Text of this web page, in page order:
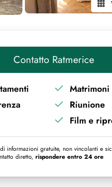
Contatto Ratmerice
Matrimoni
Riunione
Film e
informazioni gratuite, non vincolanti e
diretto, rispondere entro 24 ore